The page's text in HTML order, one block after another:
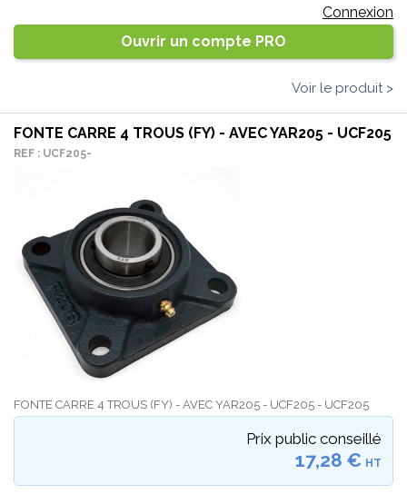
Connexion
Ouvrir un compte PRO
Voir le produit >
FONTE CARRE 4 TROUS (FY) - AVEC YAR205 - UCF205
REF : UCF205-
FONTE CARRE 4 TROUS (FY) - AVEC YAR205 - UCF205 - UCF205
Prix public conseillé
17,28 € HT